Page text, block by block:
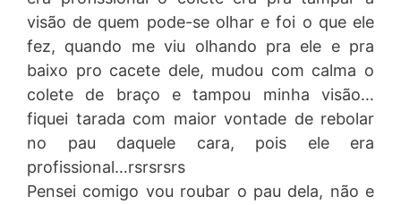
visão de quem pode-se olhar e foi o que ele
fez, quando me viu olhando pra ele e pra
baixo pro cacete dele, mudou com calma o
colete de braço e tampou minha visão…
fiquei tarada com maior vontade de rebolar
no pau daquele cara, pois ele era
profissional…rsrsrsrs
Pensei comigo vou roubar o pau dela, não e